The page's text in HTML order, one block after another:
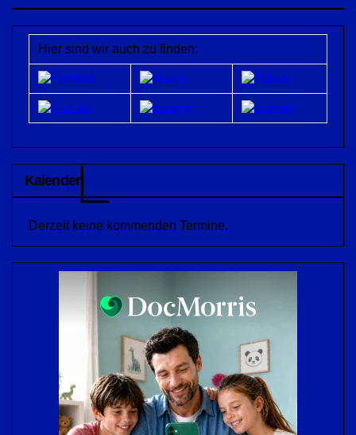
Hier sind wir auch zu finden:
Kalender
Derzeit keine kommenden Termine.